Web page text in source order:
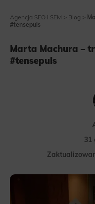
Agencja SEO i SEM > Blog >
#tensepuls
Marta Machura –
#tensepuls
31